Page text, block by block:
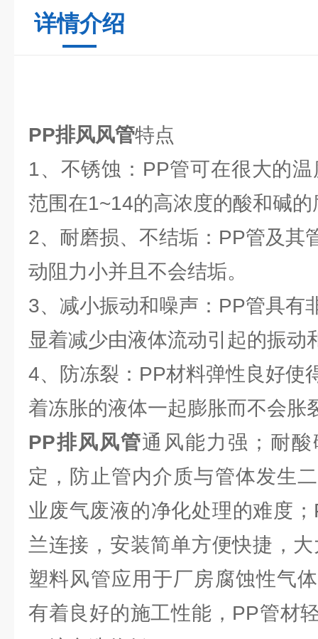
详情介绍
PP排风风管特点
1、不锈蚀：PP管可在很大的
范围在1~14的高浓度的酸和碱的
2、耐磨损、不结垢：PP管及其
动阻力小并且不会结垢。
3、减小振动和噪声：PP管具有
显着减少由液体流动引起的振动
4、防冻裂：PP材料弹性良好使
着冻胀的液体一起膨胀而不会胀
PP排风风管通风能力强；耐
定，防止管内介质与管体发生
业废气废液的净化处理的难度
兰连接，安装简单方便快捷，
塑料风管应用于厂房腐蚀性气
有着良好的施工性能，PP管材